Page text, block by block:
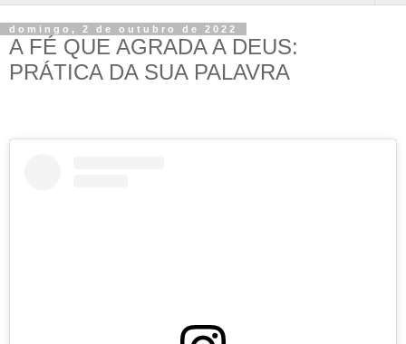
domingo, 2 de outubro de 2022
A FÉ QUE AGRADA A DEUS:
PRÁTICA DA SUA PALAVRA